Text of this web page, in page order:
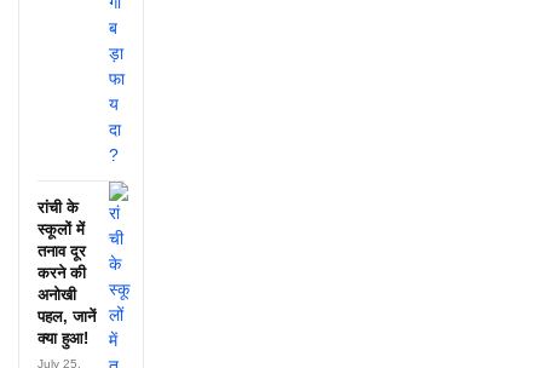
रांची के
स्कूलों में
तनाव दूर
करने की
अनोखी
पहल, जानें
क्या हुआ!
July 25,